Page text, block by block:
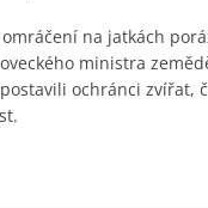
na jatkách
ministra
ochránci zvířat,